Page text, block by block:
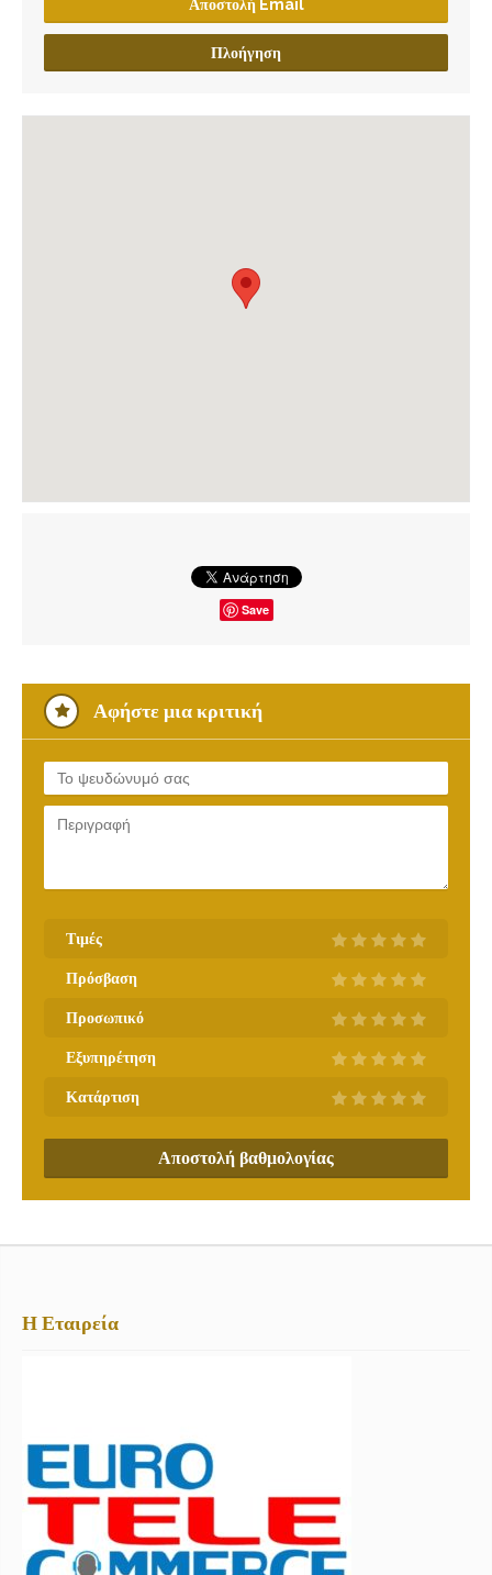
Αποστολή Email
Πλοήγηση
Save
Αφήστε μια κριτική
Τιμές
Πρόσβαση
Προσωπικό
Εξυπηρέτηση
Κατάρτιση
Αποστολή βαθμολογίας
Η Εταιρεία